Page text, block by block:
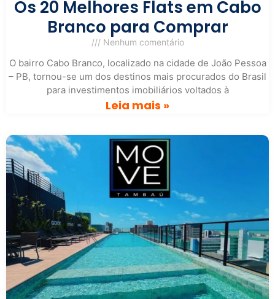
Os 20 Melhores Flats em Cabo
Branco para Comprar
Nenhum comentário
O bairro Cabo Branco, localizado na cidade de João Pessoa
– PB, tornou-se um dos destinos mais procurados do Brasil
para investimentos imobiliários voltados à
Leia mais »